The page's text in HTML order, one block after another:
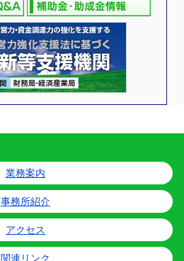
業務案内
事務所紹介
アクセス
関連リンク